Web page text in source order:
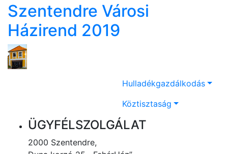
Szentendre Városi
Házirend 2019
Hulladékgazdálkodás
Köztisztaság
ÜGYFÉLSZOLGÁLAT
2000 Szentendre,